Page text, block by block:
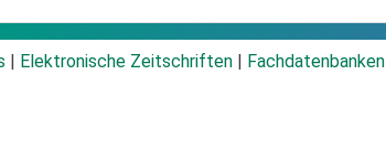
Elektronische Zeitschriften Fachdatenbanken